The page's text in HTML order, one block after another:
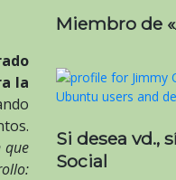
la
que
Miembro de
Si desea vd.,
Social